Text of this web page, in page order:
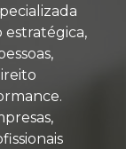
estratégica,